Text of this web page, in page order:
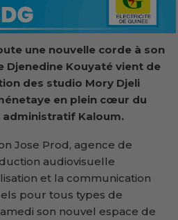
une nouvelle corde à son
Djenedine Kouyaté vient de
des studio Mory Djeli
en plein cœur du
Kaloum.
Jose Prod, agence de
audiovisuelle
et la communication
pour tous types de
son nouvel espace de